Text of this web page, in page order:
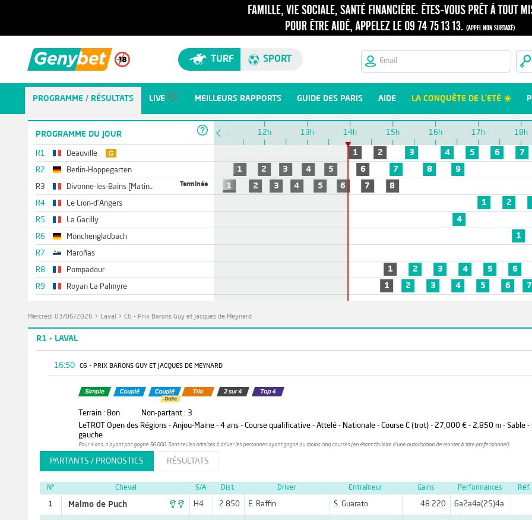
TURF SPORT
PROGRAMME / RÉSULTATS LIVE MEILLEURS RAPPORTS GUIDE DES PARIS AIDE LA CONQUÊTE DE L'ETÉ ☀️
PROGRAMME DU JOUR
R1 Deauville
R2 Berlin-Hoppegarten
R3 Divonne-les-Bains [Matinée] Terminée
R4 Le Lion-d'Angers
R5 La Gacilly
R6 Mönchengladbach
R7 Maroñas
R8 Pompadour
R9 Royan La Palmyre
11h 12h 13h 14h 15h 16h 17h 18h
1 2 3 4 5 6
7
1
2 3 4 5 6 7 8
9
1
2 3 4 5 6 7
8
1
2
4
1
1 2 3 4 5
6
1
2 3 4 5 6 7
Mercredi 03/06/2026 > Laval > C6 - Prix Barons Guy et Jacques de Meynard
R1 - LAVAL
16:50 C6 - PRIX BARONS GUY ET JACQUES DE MEYNARD
Terrain : Bon
Non-partant : 3
LeTROT Open des Régions - Anjou-Maine - 4 ans - Course qualificative - Attelé - Nationale - Course C (trot) - 27,000 € - 2,850 m - Sable -
gauche
Pour 4 ans, n'ayant pas gagné 56.000. Sont seules admises à driver les personnes ayant gagné au moins cinq courses (en étant titulaire d'une autorisation de monter à titre professionnel).
PARTANTS / PRONOSTICS RÉSULTATS
N° Cheval S/A Dist. Driver Entraîneur Gains Performances Réf.
1 Malmo de Puch  H4 2 850 E. Raffin S. Guarato 48 220 6a2a4a(25)4a